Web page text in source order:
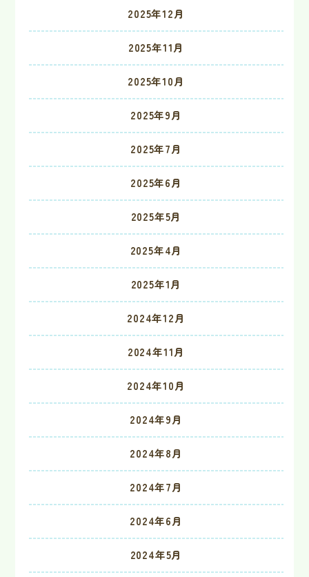
2025年12月
2025年11月
2025年10月
2025年9月
2025年7月
2025年6月
2025年5月
2025年4月
2025年1月
2024年12月
2024年11月
2024年10月
2024年9月
2024年8月
2024年7月
2024年6月
2024年5月